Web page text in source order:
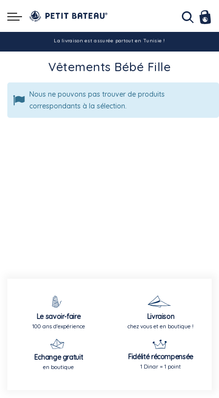
La livraison est assurée partout en Tunisie !
-10% pour tout paiement par carte bancaire (hors promo)
Vêtements Bébé Fille
Nous ne pouvons pas trouver de produits
correspondants à la sélection.
Le savoir-faire
100 ans d'expérience
Livraison
chez vous et en boutique !
Echange gratuit
en boutique
Fidélité récompensée
1 Dinar = 1 point